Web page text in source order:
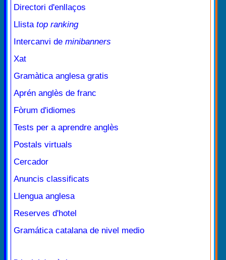
Directori d'enllaços
Llista top ranking
Intercanvi de minibanners
Xat
Gramàtica anglesa gratis
Aprén anglès de franc
Fòrum d'idiomes
Tests per a aprendre anglès
Postals virtuals
Cercador
Anuncis classificats
Llengua anglesa
Reserves d'hotel
Gramática catalana de nivel medio